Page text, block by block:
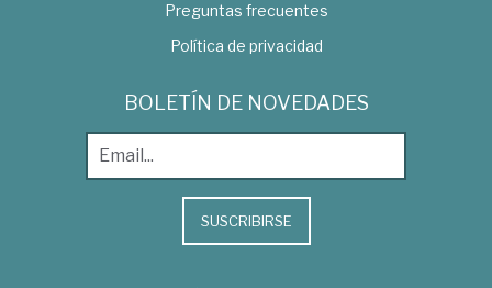
Preguntas frecuentes
Política de privacidad
BOLETÍN DE NOVEDADES
SUSCRIBIRSE